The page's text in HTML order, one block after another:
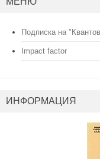
Подписка на
Impact factor
ИНФОРМАЦИЯ